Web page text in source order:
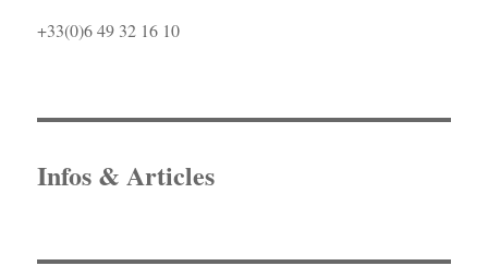
+33(0)6 49 32 16 10
Infos & Articles